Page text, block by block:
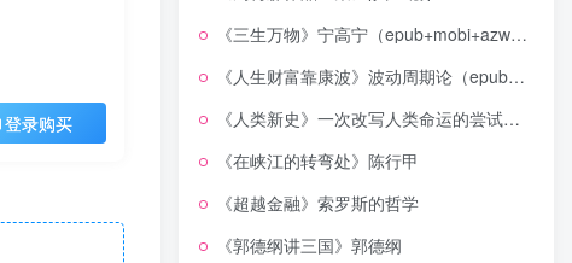
登录购买
《三生万物》宁高宁（epub+mobi+azw3+pdf）
《人生财富靠康波》波动周期论（epub+mobi+azw3+pdf）
《人类新史》一次改写人类命运的尝试（epub+mobi+azw3+pdf）
《在峡江的转弯处》陈行甲
《超越金融》索罗斯的哲学
《郭德纲讲三国》郭德纲